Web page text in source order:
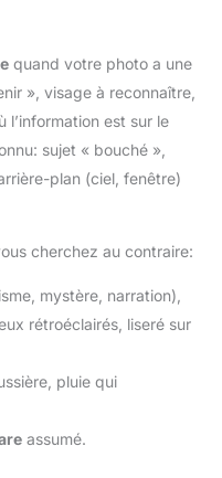
quand votre photo a une
», visage à reconnaître,
l’information est sur le
sujet « bouché »,
plan (ciel, fenêtre)
cherchez au contraire:
mystère, narration),
rétroéclairés, liseré sur
pluie qui
assumé.